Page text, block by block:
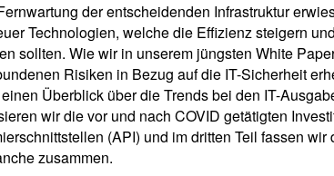
der entscheidenden Infrastruktur
Technologien, welche die Effizienz steigern
sollten. Wie wir in unserem jüngsten White
Risiken in Bezug auf die IT-Sicherheit
Überblick über die Trends bei den IT-
wir die vor und nach COVID getätigten
(API) und im dritten Teil fassen
zusammen.